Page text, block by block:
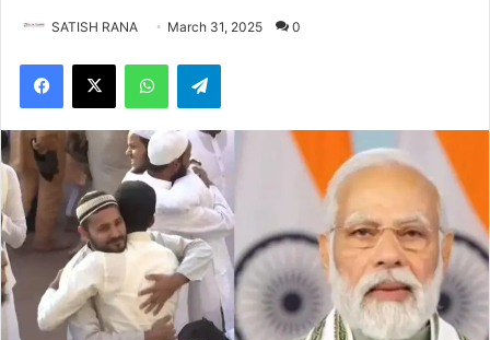
SATISH RANA March 31, 2025 0
Facebook
X WhatsAppTelegram